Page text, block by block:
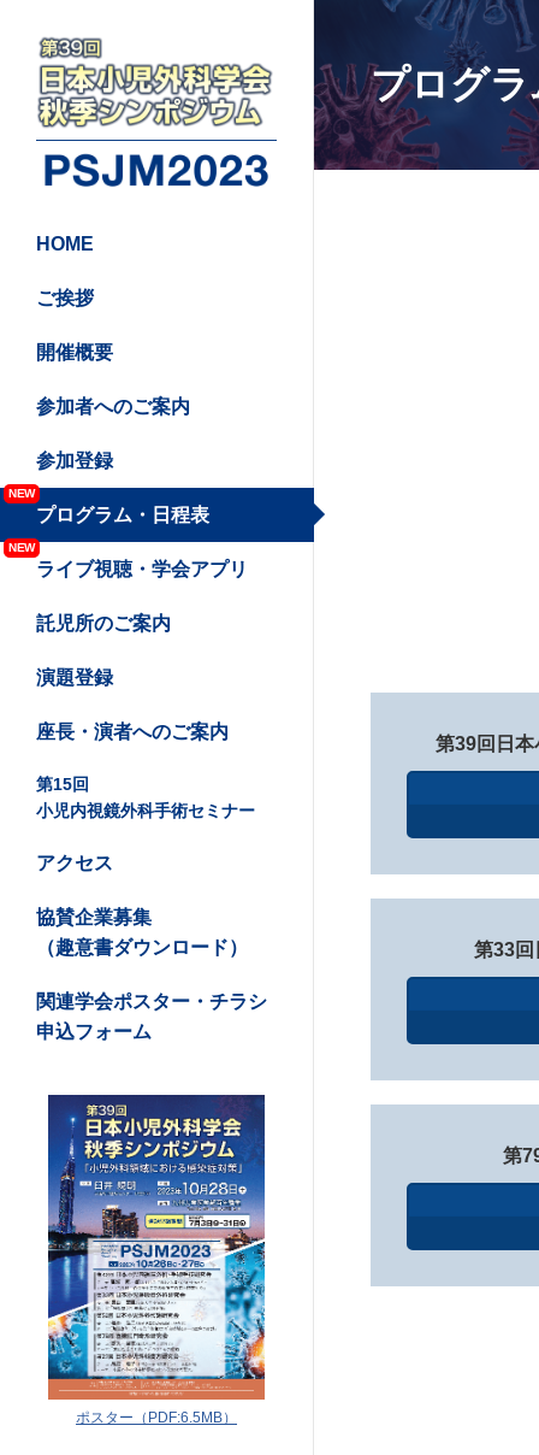
HOME
ご挨拶
開催概要
参加者へのご案内
参加登録
NEW
プログラム・日程表
NEW
ライブ視聴・学会アプリ
託児所のご案内
演題登録
座長・演者へのご案内
第15回
小児内視鏡外科手術セミナー
アクセス
協賛企業募集
（趣意書ダウンロード）
関連学会ポスター・チラシ
申込フォーム
ポスター（PDF:6.5MB）
プログラ
第39回日
第33回
第